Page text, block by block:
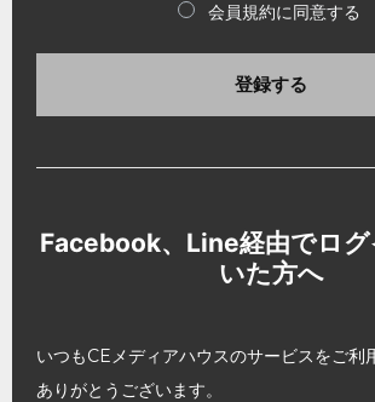
会員規約に同意する
登録する
Facebook、Line経由でロ
いた方へ
いつもCEメディアハウスのサービスをご利
ありがとうございます。